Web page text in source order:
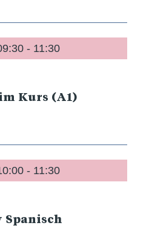
- 11:30
Kurs (A1)
- 11:30